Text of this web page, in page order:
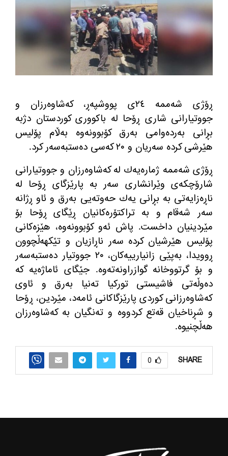
ڕۆژی شه‌ممه‌ ٢٤ی پووشپه‌ڕ، كه‌شاوه‌رزان و
جووتیارانی شاری ڕۆحا له‌ باكووری كوردستان دژبه‌
بڕانی به‌رده‌وامی به‌رق كۆبوونه‌وه‌ به‌ڵام پۆلیس
هێرشی كرده‌ سه‌ریان و ٢٠ كه‌سی ده‌ستبه‌سه‌ر كرد.
ڕۆژی شه‌ممه‌ ژماره‌یه‌ك له‌ كه‌شاوه‌رزان و جووتیارانی
شارۆچكه‌ی وێرانشاری سه‌ر به‌ پارێزگای ڕۆحا له
ناڕه‌زایه‌تی به‌ بڕانی یه‌ك حه‌وته‌یی به‌رق و ئاو ڕژانه
سه‌ر شه‌قام و به‌ تراكتۆره‌كانیان ڕێگای ڕۆحا بۆ
مێردینیان داخست. پاش ئه‌و كۆبوونه‌وه‌، هێزه‌كانی
پۆلیس هێرشیان كرده‌ سه‌ر ناڕازیان و تێكهه‌ڵچوون
ڕوویدا، به‌پێی زانیارییه‌كان، ٢٠ جووتیار ده‌ستبه‌سه‌ر
و بۆ گرتووخانه گوازراونه‌ته‌وه‌. جێگای ئاماژه‌یه‌ كه‌
ده‌وڵه‌تی فاشیستی توركیا ته‌نیا به‌رق و ئاوی
كه‌شاوه‌رزانی كوردی پارێزگاكانی ئامه‌د، مێردین، ڕۆحا
و شڕناخیان قه‌تع كردووه‌ و ته‌نگیان به‌ كه‌شاوه‌رزان
هه‌ڵچنیوه‌.
SHARE
0